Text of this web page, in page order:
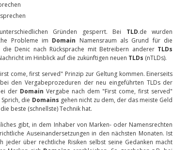
Gründen gesperrt. Bei TLD.de wurden
Probleme im Domain Namensraum als Grund für die
Denic nach Rücksprache mit Betreibern anderer TLDs
im Hinblick auf die zukünftigen neuen TLDs (nTLDs).
come, first served" Prinzip zur Geltung kommen. Einerseits
den Vergabeprozeduren der neu eingeführten TLDs der
der Domain Vergabe nach dem "First come, first served"
die Domains gehen nicht zu dem, der das meiste Geld
beste (schnellste) Technik hat.
gibt, in dem Inhaber von Marken- oder Namensrechten
Auseinandersetzungen in den nächsten Monaten. Ist
jeder über rechtliche Risiken selbst seine Gedanken macht